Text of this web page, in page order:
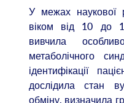
У межах наукової
віком від 10 до
вивчила
метаболічного
ідентифікації
дослідила стан
обміну, визначила